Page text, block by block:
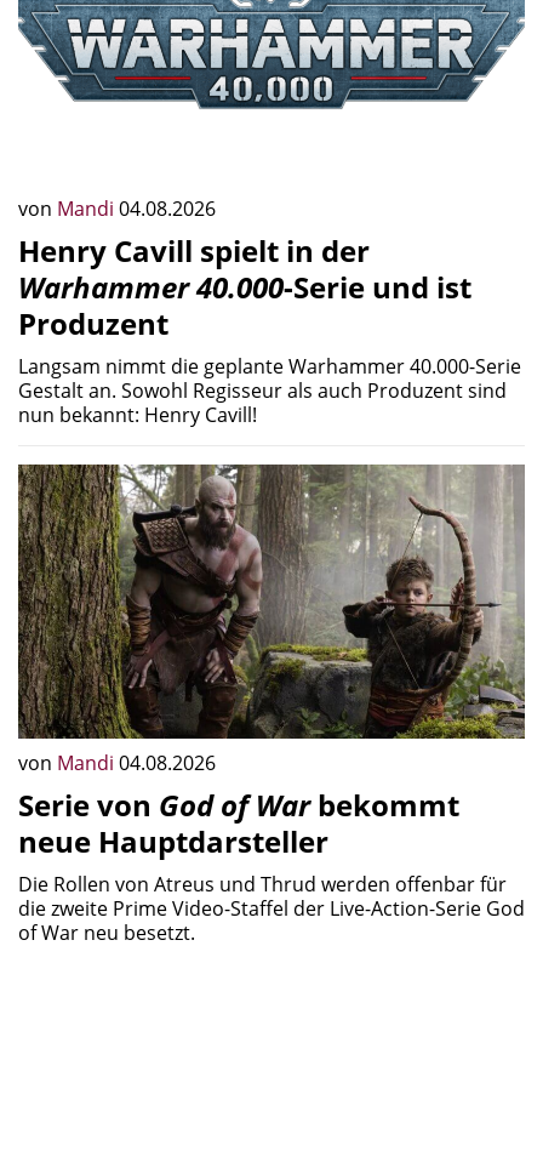
von Mandi 04.08.2026
Henry Cavill spielt in der
Warhammer 40.000-Serie und ist
Produzent
Langsam nimmt die geplante Warhammer 40.000-Serie
Gestalt an. Sowohl Regisseur als auch Produzent sind
nun bekannt: Henry Cavill!
von Mandi 04.08.2026
Serie von God of Warbekommt
neue Hauptdarsteller
Die Rollen von Atreus und Thrud werden offenbar für
die zweite Prime Video-Staffel der Live-Action-Serie God
of War neu besetzt.